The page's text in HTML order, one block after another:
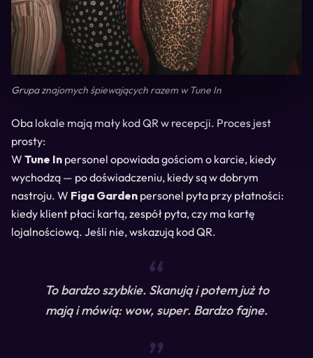
Grupa znajomych śpiewających razem w Tune In
Oba lokale mają mały kod QR w recepcji. Proces jest
prosty:
W Tune In personel opowiada gościom o karcie, kiedy
wychodzą — po doświadczeniu, kiedy są w dobrym
nastroju. W Figa Garden personel pyta przy płatności:
kiedy klient płaci kartą, zespół pyta, czy ma kartę
lojalnościową. Jeśli nie, wskazują kod QR.
“
To bardzo szybkie. Skanują i potem już to
mają i mówią: wow, super. Bardzo fajne.
“